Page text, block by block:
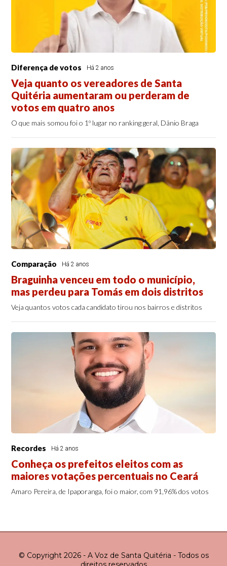
Diferença de votos Há 2 anos
Veja quanto os vereadores de Santa
Quitéria aumentaram ou perderam de
votos em quatro anos
O que mais somou foi o 1º lugar no ranking geral, Dânio Braga
Comparação Há 2 anos
Braguinha venceu em todo o município,
mas perdeu para Tomás em dois distritos
Veja quantos votos cada candidato tirou nos bairros e distritos
Recordes Há 2 anos
Conheça os prefeitos eleitos com as
maiores votações percentuais no Ceará
Amaro Pereira, de Ipaporanga, foi o maior, com 91,96% dos votos
© Copyright 2026 - A Voz de Santa Quitéria - Todos os